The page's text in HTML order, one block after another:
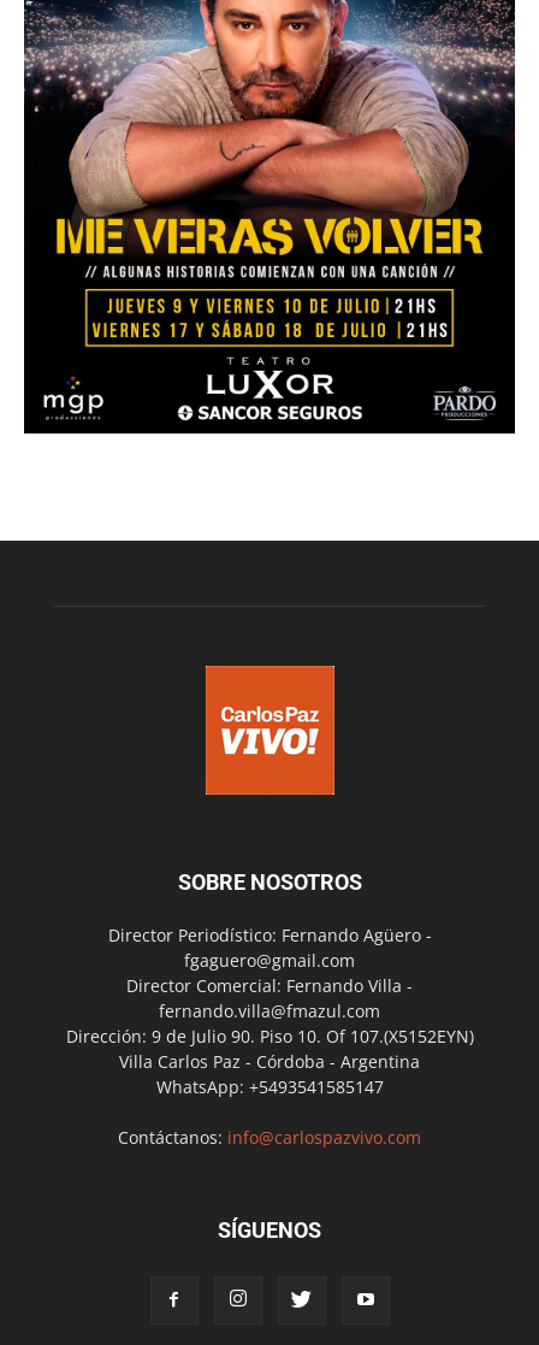
SOBRE NOSOTROS
Director Periodístico: Fernando Agüero -
fgaguero@gmail.com
Director Comercial: Fernando Villa -
fernando.villa@fmazul.com
Dirección: 9 de Julio 90. Piso 10. Of 107.(X5152EYN)
Villa Carlos Paz - Córdoba - Argentina
WhatsApp: +5493541585147
Contáctanos: info@carlospazvivo.com
SÍGUENOS